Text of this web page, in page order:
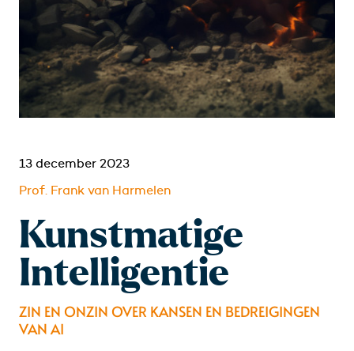
13 december 2023
Prof. Frank van Harmelen
Kunstmatige
Intelligentie
ZIN EN ONZIN OVER KANSEN EN BEDREIGINGEN
VAN AI